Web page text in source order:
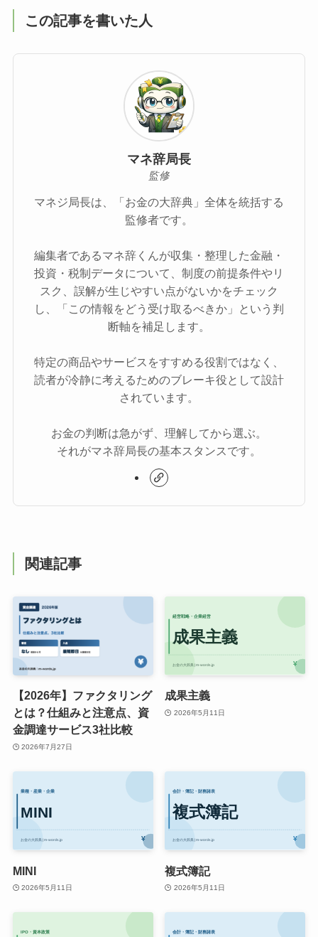
この記事を書いた人
マネ辞局長
監修
マネジ局長は、「お金の大辞典」全体を統括する
監修者です。
編集者であるマネ辞くんが収集・整理した金融・
投資・税制データについて、制度の前提条件やリ
スク、誤解が生じやすい点がないかをチェック
し、「この情報をどう受け取るべきか」という判
断軸を補足します。
特定の商品やサービスをすすめる役割ではなく、
読者が冷静に考えるためのブレーキ役として設計
されています。
お金の判断は急がず、理解してから選ぶ。
それがマネ辞局長の基本スタンスです。
関連記事
【2026年】ファクタリング
とは？仕組みと注意点、資
金調達サービス3社比較
2026年7月27日
成果主義
2026年5月11日
MINI
2026年5月11日
複式簿記
2026年5月11日